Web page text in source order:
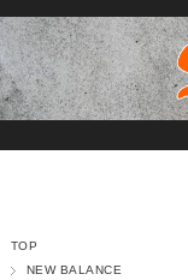
TOP
NEW BALANCE